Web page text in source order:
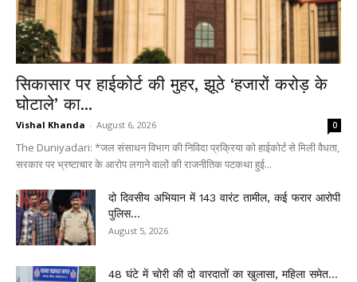
सिकासार पर हाईकोर्ट की मुहर, झूठे ‘हजारों करोड़ के
घोटाले’ का...
Vishal Khanda - August 6, 2026 0
The Duniyadari: *जल संसाधन विभाग की निविदा प्रक्रिया को हाईकोर्ट से मिली वैधता,
सरकार पर भ्रष्टाचार के आरोप लगाने वालों की राजनीतिक पटकथा हुई...
दो दिवसीय अभियान में 143 वारंट तामील, कई फरार आरोपी
पुलिस...
August 5, 2026
48 घंटे में चोरी की दो वारदातों का खुलासा, महिला समेत...